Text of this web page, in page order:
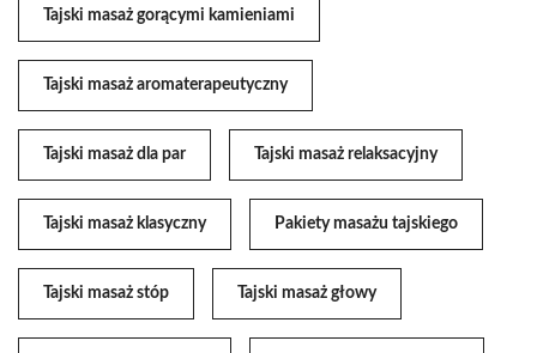
Tajski masaż gorącymi kamieniami
Tajski masaż aromaterapeutyczny
Tajski masaż dla par Tajski masaż relaksacyjny
Tajski masaż klasyczny Pakiety masażu tajskiego
Tajski masaż stóp Tajski masaż głowy